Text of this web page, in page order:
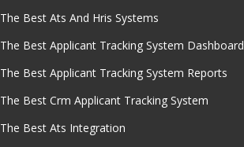
The Best Ats And Hris Systems
The Best Applicant Tracking System Dashboard
The Best Applicant Tracking System Reports
The Best Crm Applicant Tracking System
The Best Ats Integration